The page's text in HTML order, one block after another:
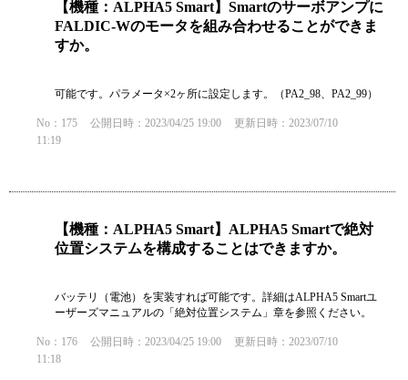
【機種：ALPHA5 Smart】Smartのサーボアンプに
FALDIC-Wのモータを組み合わせることができま
すか。
可能です。パラメータ×2ヶ所に設定します。（PA2_98、PA2_99）
No：175 公開日時：2023/04/25 19:00
更新日時：2023/07/10
11:19
【機種：ALPHA5 Smart】ALPHA5 Smartで絶対
位置システムを構成することはできますか。
バッテリ（電池）を実装すれば可能です。詳細はALPHA5 Smartユ
ーザーズマニュアルの「絶対位置システム」章を参照ください。
No：176 公開日時：2023/04/25 19:00
更新日時：2023/07/10
11:18